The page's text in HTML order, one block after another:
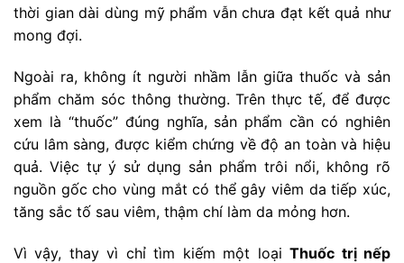
thời gian dài dùng mỹ phẩm vẫn chưa đạt kết quả như
mong đợi.
Ngoài ra, không ít người nhầm lẫn giữa thuốc và sản
phẩm chăm sóc thông thường. Trên thực tế, để được
xem là “thuốc” đúng nghĩa, sản phẩm cần có nghiên
cứu lâm sàng, được kiểm chứng về độ an toàn và hiệu
quả. Việc tự ý sử dụng sản phẩm trôi nổi, không rõ
nguồn gốc cho vùng mắt có thể gây viêm da tiếp xúc,
tăng sắc tố sau viêm, thậm chí làm da mỏng hơn.
Vì vậy, thay vì chỉ tìm kiếm một loạiThuốc trị nếp